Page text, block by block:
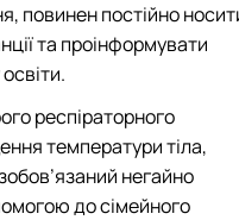
повинен постійно
та проінформувати
респіраторного
температури тіла,
негайно
до сімейного